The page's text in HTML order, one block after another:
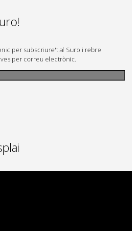
per subscriure't al Suro i rebre
per correu electrònic.